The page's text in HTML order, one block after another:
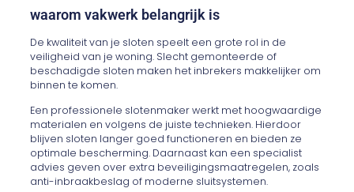
waarom vakwerk belangrijk is
De kwaliteit van je sloten speelt een grote rol in de
veiligheid van je woning. Slecht gemonteerde of
beschadigde sloten maken het inbrekers makkelijker om
binnen te komen.
Een professionele slotenmaker werkt met hoogwaardige
materialen en volgens de juiste technieken. Hierdoor
blijven sloten langer goed functioneren en bieden ze
optimale bescherming. Daarnaast kan een specialist
advies geven over extra beveiligingsmaatregelen, zoals
anti-inbraakbeslag of moderne sluitsystemen.